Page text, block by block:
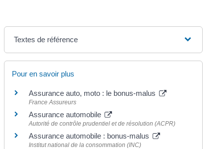
Textes de référence
Pour en savoir plus
Assurance auto, moto : le bonus-malus
France Assureurs
Assurance automobile
Autorité de contrôle prudentiel et de résolution (ACPR)
Assurance automobile : bonus-malus
Institut national de la consommation (INC)